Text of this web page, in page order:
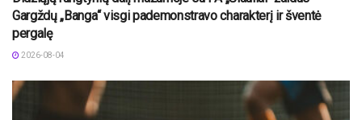
Gargždų „Banga“ visgi pademonstravo charakterį ir šventė
pergalę
2026-08-04